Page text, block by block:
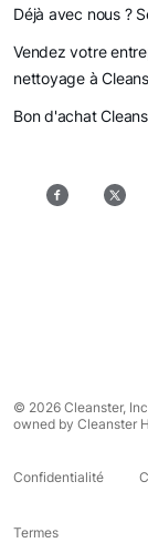
Déjà avec nous ?
Vendez votre
nettoyage à
Bon d'achat
© 2026 Cleanster,
owned by Cleanster
Confidentialité
Termes